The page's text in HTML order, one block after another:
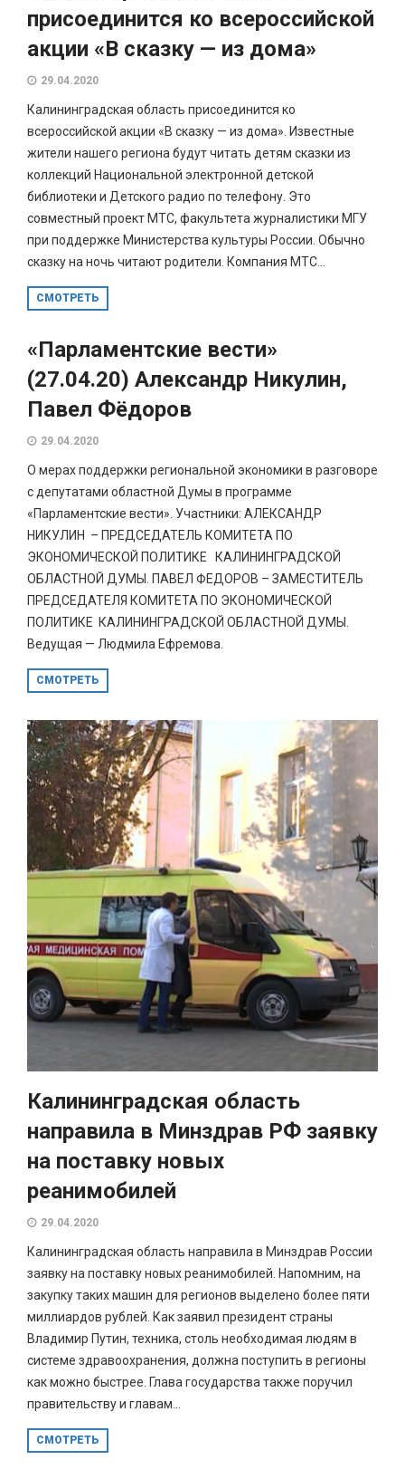
присоединится ко всероссийской
акции «В сказку — из дома»
29.04.2020
Калининградская область присоединится ко
всероссийской акции «В сказку — из дома». Известные
жители нашего региона будут читать детям сказки из
коллекций Национальной электронной детской
библиотеки и Детского радио по телефону. Это
совместный проект МТС, факультета журналистики МГУ
при поддержке Министерства культуры России. Обычно
сказку на ночь читают родители. Компания МТС...
СМОТРЕТЬ
«Парламентские вести»
(27.04.20) Александр Никулин,
Павел Фёдоров
29.04.2020
О мерах поддержки региональной экономики в разговоре
с депутатами областной Думы в программе
«Парламентские вести». Участники: АЛЕКСАНДР
НИКУЛИН – ПРЕДСЕДАТЕЛЬ КОМИТЕТА ПО
ЭКОНОМИЧЕСКОЙ ПОЛИТИКЕ КАЛИНИНГРАДСКОЙ
ОБЛАСТНОЙ ДУМЫ. ПАВЕЛ ФЕДОРОВ – ЗАМЕСТИТЕЛЬ
ПРЕДСЕДАТЕЛЯ КОМИТЕТА ПО ЭКОНОМИЧЕСКОЙ
ПОЛИТИКЕ КАЛИНИНГРАДСКОЙ ОБЛАСТНОЙ ДУМЫ.
Ведущая — Людмила Ефремова.
СМОТРЕТЬ
Калининградская область
направила в Минздрав РФ заявку
на поставку новых
реанимобилей
29.04.2020
Калининградская область направила в Минздрав России
заявку на поставку новых реанимобилей. Напомним, на
закупку таких машин для регионов выделено более пяти
миллиардов рублей. Как заявил президент страны
Владимир Путин, техника, столь необходимая людям в
системе здравоохранения, должна поступить в регионы
как можно быстрее. Глава государства также поручил
правительству и главам...
СМОТРЕТЬ